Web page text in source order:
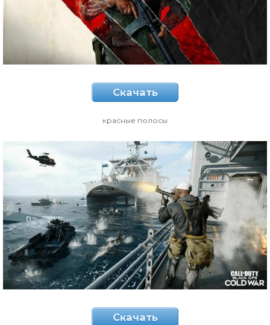
Скачать
красные полосы
Скачать